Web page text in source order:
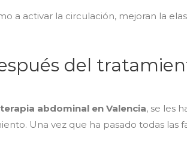
a activar la circulación, mejoran la
del
abdominal en Valencia, se les
Una vez que ha pasado todas las